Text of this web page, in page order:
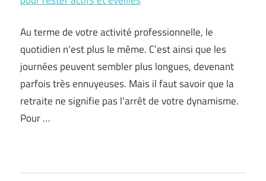
Au terme de votre activité professionnelle, le
quotidien n’est plus le même. C’est ainsi que les
journées peuvent sembler plus longues, devenant
parfois très ennuyeuses. Mais il faut savoir que la
retraite ne signifie pas l’arrêt de votre dynamisme.
Pour …